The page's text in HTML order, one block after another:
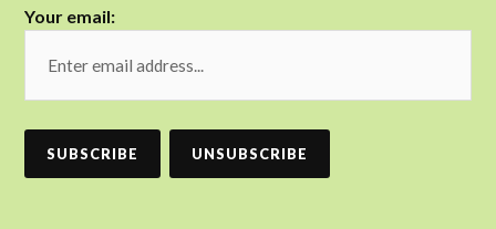
Your email: